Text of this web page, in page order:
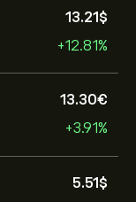
13.21‎$‎
+12.81%
13.30‎€‎
+3.91%
5.51‎$‎